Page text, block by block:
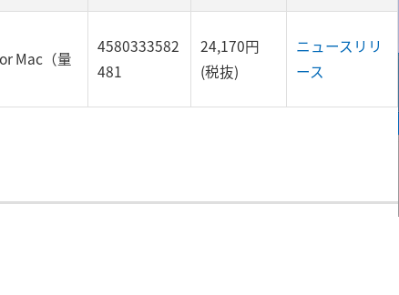
Mac（量
4580333582
481
24,170円
(税抜)
ニュースリリ
ース